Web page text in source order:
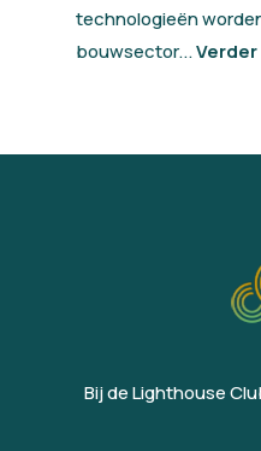
technologieën
bouwsector...
Bij de Lighthouse